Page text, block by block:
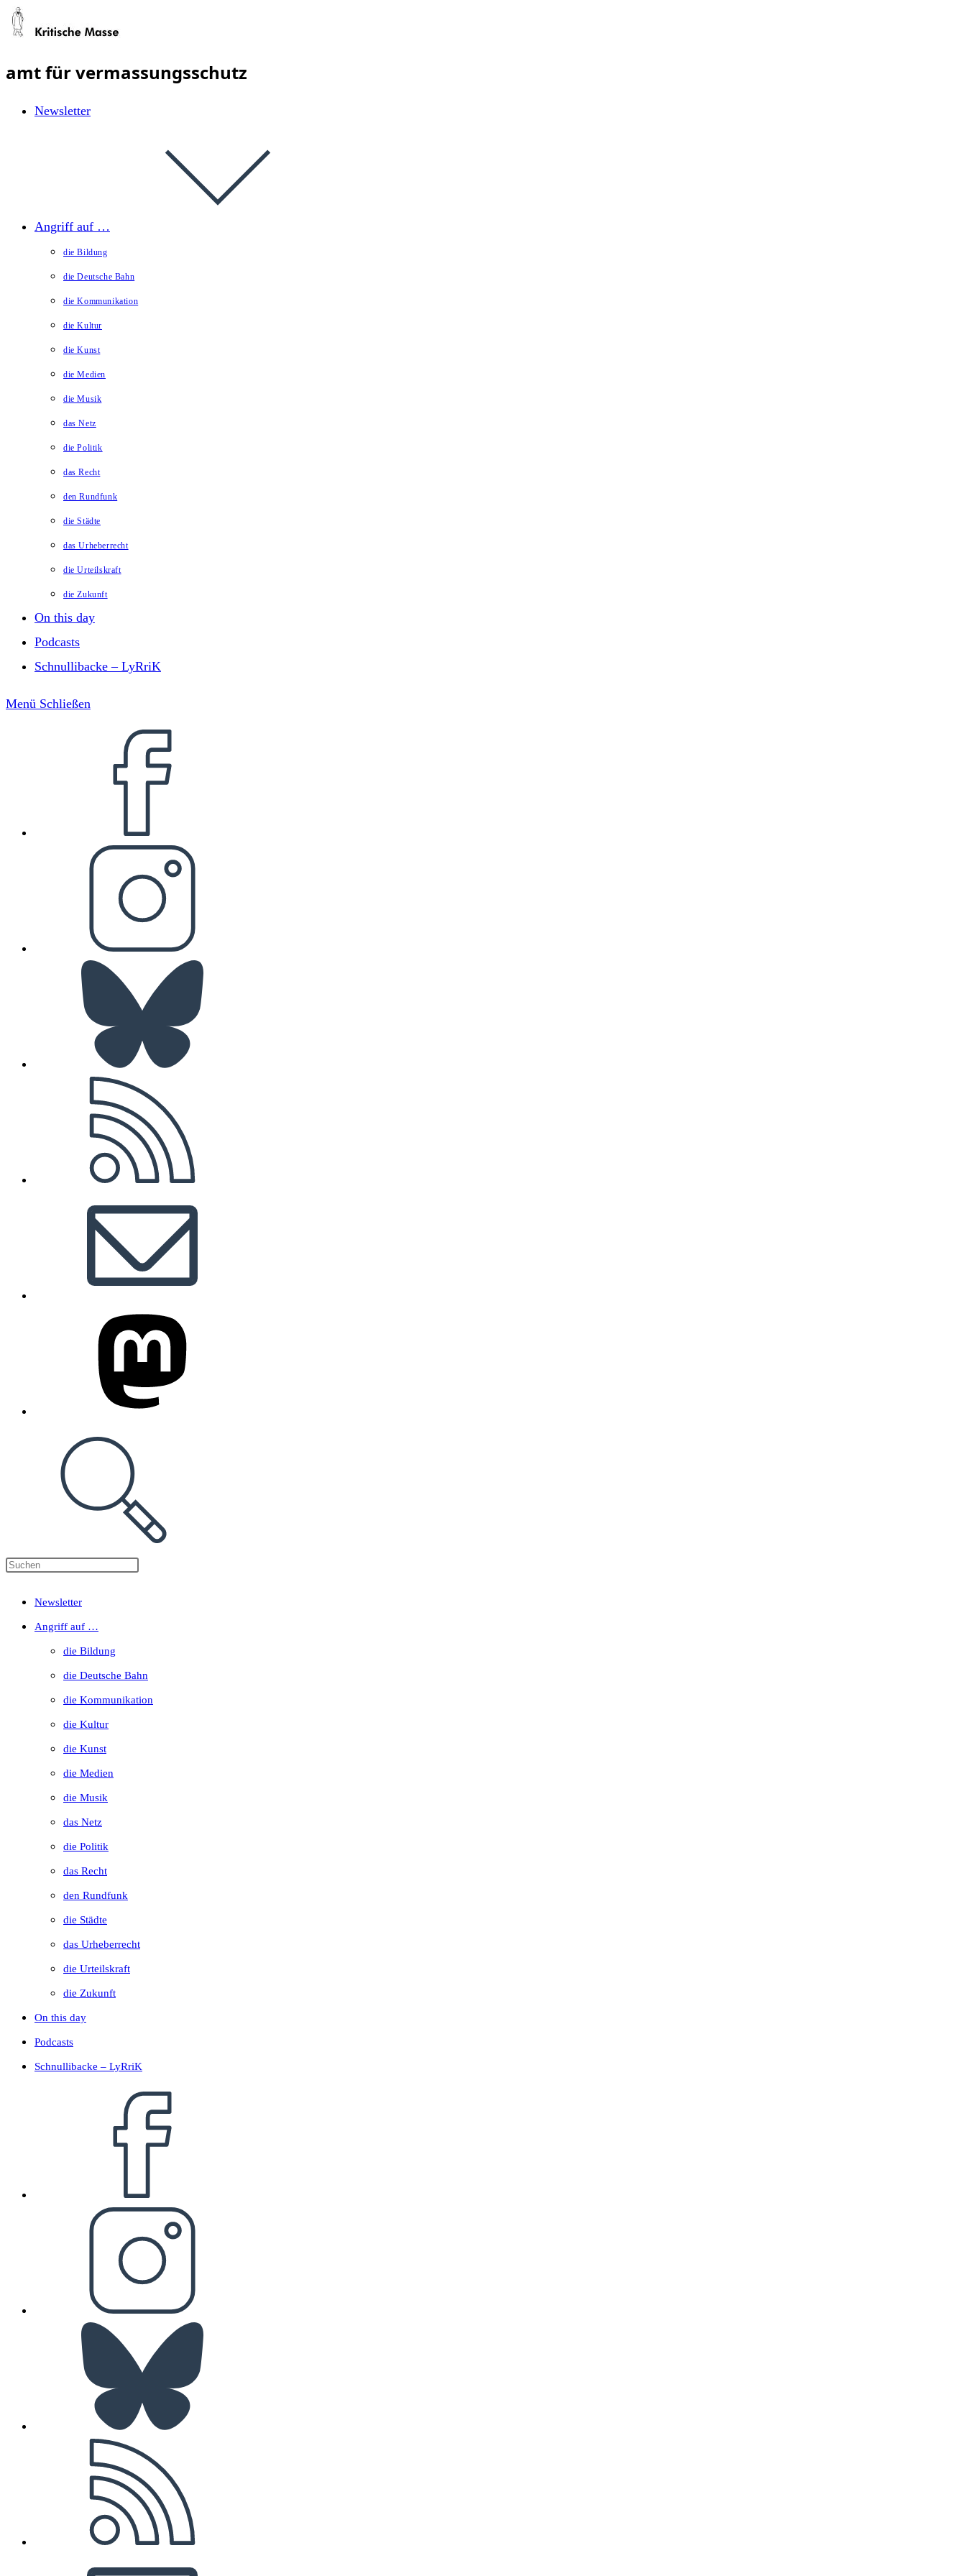
Zum
springen
amt für vermassungsschutz
Newsletter
Angriff auf …
die Bildung
die Deutsche Bahn
die Kommunikation
die Kultur
die Kunst
die Medien
die Musik
das Netz
die Politik
das Recht
den Rundfunk
die Städte
das Urheberrecht
die Urteilskraft
die Zukunft
On this day
Podcasts
Schnullibacke – LyRriK
Menü Schließen
Press
search
panel.
Newsletter
Angriff auf …
die Bildung
die Deutsche Bahn
die Kommunikation
die Kultur
die Kunst
die Medien
die Musik
das Netz
die Politik
das Recht
den Rundfunk
die Städte
das Urheberrecht
die Urteilskraft
die Zukunft
On this day
Podcasts
Schnullibacke – LyRriK